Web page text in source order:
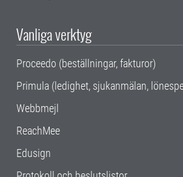
Vanliga verktyg
Proceedo (beställningar, fakturor)
Primula (ledighet, sjukanmälan,
Webbmejl
ReachMee
Edusign